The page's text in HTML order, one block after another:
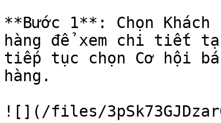
**Bước 1**: Chọn
hàng để xem chi tiết
tiếp tục chọn Cơ hội
hàng.
![](/files/